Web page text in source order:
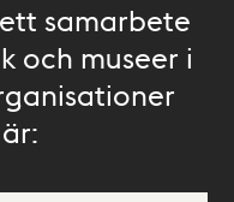
samarbete
och museer i